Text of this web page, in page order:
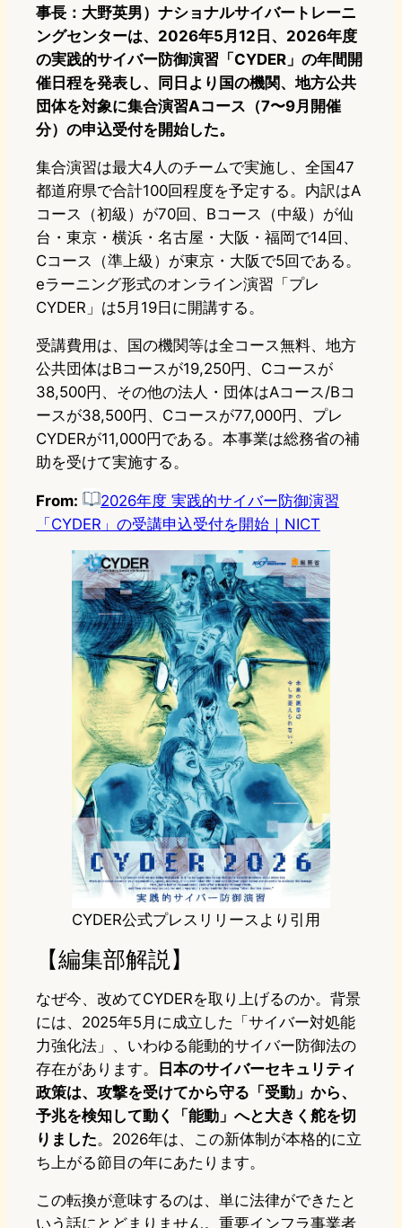
事長：大野英男）ナショナルサイバートレーニ
ングセンターは、2026年5月12日、2026年度
の実践的サイバー防御演習「CYDER」の年間開
催日程を発表し、同日より国の機関、地方公共
団体を対象に集合演習Aコース（7〜9月開催
分）の申込受付を開始した。
集合演習は最大4人のチームで実施し、全国47
都道府県で合計100回程度を予定する。内訳はA
コース（初級）が70回、Bコース（中級）が仙
台・東京・横浜・名古屋・大阪・福岡で14回、
Cコース（準上級）が東京・大阪で5回である。
eラーニング形式のオンライン演習「プレ
CYDER」は5月19日に開講する。
受講費用は、国の機関等は全コース無料、地方
公共団体はBコースが19,250円、Cコースが
38,500円、その他の法人・団体はAコース/Bコ
ースが38,500円、Cコースが77,000円、プレ
CYDERが11,000円である。本事業は総務省の補
助を受けて実施する。
From:
2026年度 実践的サイバー防御演習
「CYDER」の受講申込受付を開始｜NICT
CYDER公式プレスリリースより引用
【編集部解説】
なぜ今、改めてCYDERを取り上げるのか。背景
には、2025年5月に成立した「サイバー対処能
力強化法」、いわゆる能動的サイバー防御法の
存在があります。
日本のサイバーセキュリティ
政策は、攻撃を受けてから守る「受動」から、
予兆を検知して動く「能動」へと大きく舵を切
りました。2026年は、この新体制が本格的に立
ち上がる節目の年にあたります。
この転換が意味するのは、単に法律ができたと
いう話にとどまりません。重要インフラ事業者